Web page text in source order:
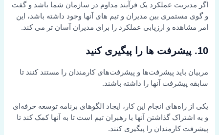
اگر مدیریت عملکرد یک فرآیند مداوم در سازمان شما باشد و گفت
و گوی مستمری بین مدیران و تیم های آنها وجود داشته باشد، این
امر مشاهده و ارزیابی عملکرد را برای مدیران آسان تر می کند.
10. پیشرفت ها را پیگیری کنید
مربیان باید پیشرفت‌ها و پیشرفت‌های کارمندان را مستند کنند تا
سابقه پیشرفت آنها را داشته باشند.
یکی از راه‌های انجام این کار، ایجاد الگوهای برنامه توسعه حرفه‌ای
و به اشتراک گذاشتن آنها با رهبران تیم است تا به آنها کمک کند تا
پیشرفت کارمندان را پیگیری کنند.